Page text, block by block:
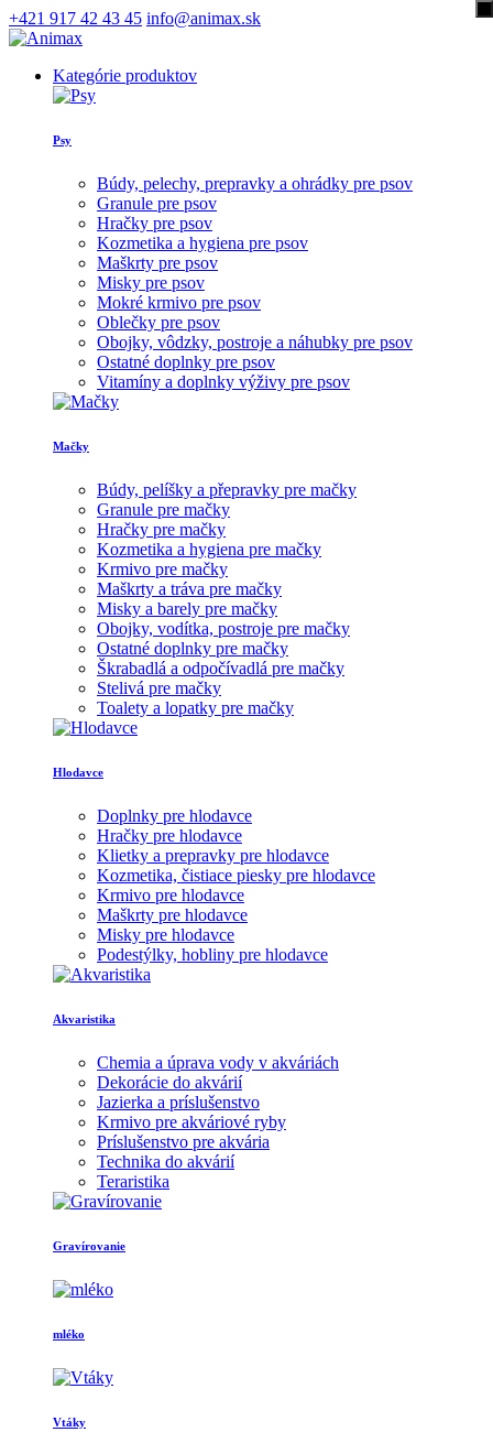
+421 917 42 43 45 info@animax.sk
Kategórie produktov
Psy
Búdy, pelechy, prepravky a ohrádky pre psov
Granule pre psov
Hračky pre psov
Kozmetika a hygiena pre psov
Maškrty pre psov
Misky pre psov
Mokré krmivo pre psov
Oblečky pre psov
Obojky, vôdzky, postroje a náhubky pre psov
Ostatné doplnky pre psov
Vitamíny a doplnky výživy pre psov
Mačky
Búdy, pelíšky a přepravky pre mačky
Granule pre mačky
Hračky pre mačky
Kozmetika a hygiena pre mačky
Krmivo pre mačky
Maškrty a tráva pre mačky
Misky a barely pre mačky
Obojky, vodítka, postroje pre mačky
Ostatné doplnky pre mačky
Škrabadlá a odpočívadlá pre mačky
Stelivá pre mačky
Toalety a lopatky pre mačky
Hlodavce
Doplnky pre hlodavce
Hračky pre hlodavce
Klietky a prepravky pre hlodavce
Kozmetika, čistiace piesky pre hlodavce
Krmivo pre hlodavce
Maškrty pre hlodavce
Misky pre hlodavce
Podestýlky, hobliny pre hlodavce
Akvaristika
Chemia a úprava vody v akváriách
Dekorácie do akvárií
Jazierka a príslušenstvo
Krmivo pre akváriové ryby
Príslušenstvo pre akvária
Technika do akvárií
Teraristika
Gravírovanie
mléko
Vtáky